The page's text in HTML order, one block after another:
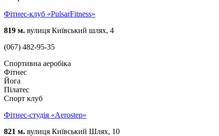
Фітнес-клуб «PulsarFitness»
819 м. вулиця Київський шлях, 4
(067) 482-95-35
Спортивна аеробіка
Фітнес
Йога
Пілатес
Спорт клуб
Фітнес-студія «Aerostep»
821 м. вулиця Київський Шлях, 10